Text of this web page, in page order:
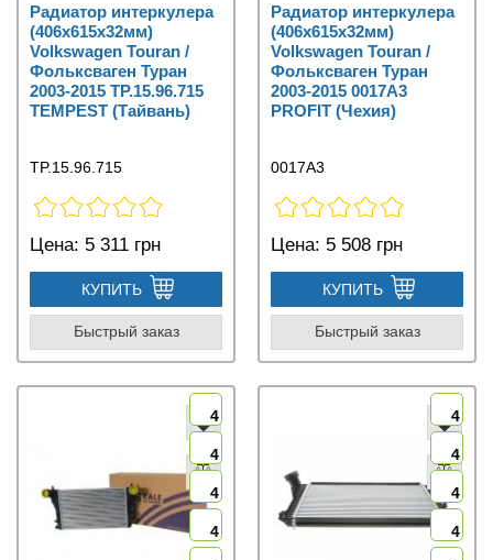
Радиатор интеркулера
(406x615x32мм)
Volkswagen Touran /
Фольксваген Туран
2003-2015 TP.15.96.715
TEMPEST (Тайвань)
TP.15.96.715
Цена: 5 311 грн
КУПИТЬ
Быстрый заказ
Радиатор интеркулера
(406x615x32мм)
Volkswagen Touran /
Фольксваген Туран
2003-2015 0017A3
PROFIT (Чехия)
0017A3
Цена: 5 508 грн
КУПИТЬ
Быстрый заказ
4
4
4
4
4
4
4
4